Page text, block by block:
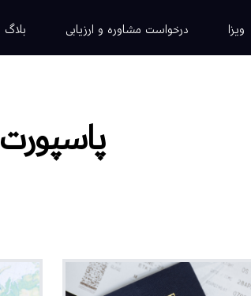
ویزا درخواست مشاوره و ارزیابی بلاگ
پاسپورت